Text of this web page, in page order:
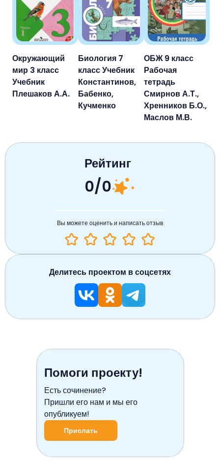
Окружающий
мир 3 класс
Учебник
Плешаков А.А.
Биология 7
класс Учебник
Константинов,
Бабенко,
Кучменко
ОБЖ 9 класс
Рабочая
тетрадь
Смирнов А.Т.,
Хренников Б.О.,
Маслов М.В.
Рейтинг
0/0
Вы можете оценить и написать отзыв
Делитесь проектом в соцсетях
Помоги проекту!
Есть сочинение?
Пришли его нам и мы его
опубликуем!
Прислать